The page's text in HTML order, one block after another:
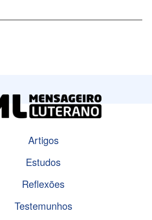
Artigos
Estudos
Reflexões
Testemunhos